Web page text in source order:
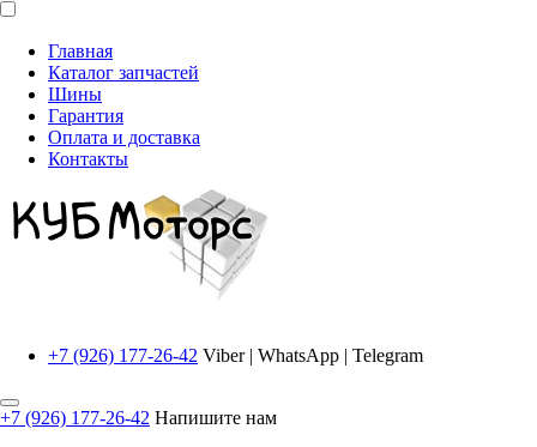
Главная
Каталог запчастей
Шины
Гарантия
Оплата и доставка
Контакты
+7 (926) 177-26-42 Viber | WhatsApp | Telegram
+7 (926) 177-26-42 Напишите нам